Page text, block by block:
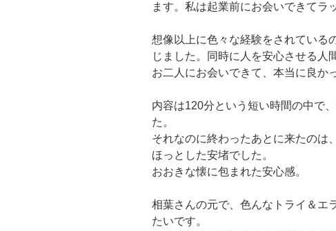
ます。 私は起業前にお会いできてラ
想像以上に色々な経験をされている
じました。同時に人を安心させる人
お二人にお会いできて、本当に良か
内容は120分という短い時間の中で
た。
それなのに終わったあとに来たのは
ほっとした安堵でした。
おおきな懐に包まれた安心感。
相葉さんの元で、色んなトライ＆エ
たいです。